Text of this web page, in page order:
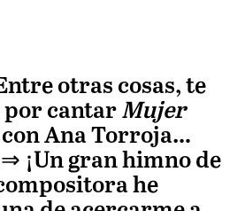
otras cosas, te
por cantar Mujer
Ana Torroja…
⇒ ¡Un gran himno de
he